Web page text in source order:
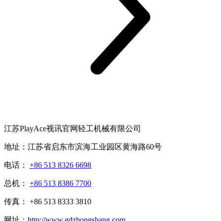
江苏PlayAce视讯官网轻工机械有限公司
地址：江苏省启东市滨海工业园区黄海路60号
电话： +86 513 8326 6698
总机： +86 513 8386 7700
传真： +86 513 8333 3810